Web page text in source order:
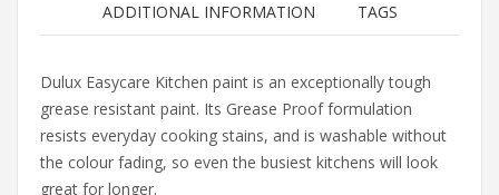
ADDITIONAL INFORMATION TAGS
Dulux Easycare Kitchen paint is an exceptionally tough
grease resistant paint. Its Grease Proof formulation
resists everyday cooking stains, and is washable without
the colour fading, so even the busiest kitchens will look
great for longer.